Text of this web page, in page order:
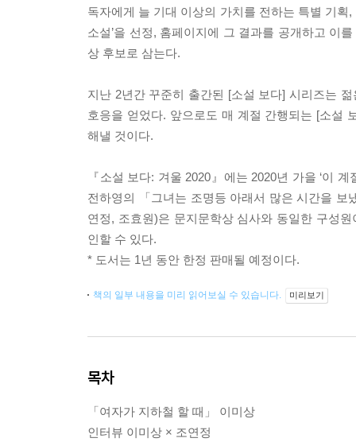
독자에게 늘 기대 이상의 가치를 전하는 특별 기획
소설’을 선정, 홈페이지에 그 결과를 공개하고 이
상 후보로 삼는다.
지난 2년간 꾸준히 출간된 [소설 보다] 시리즈는
호응을 얻었다. 앞으로도 매 계절 간행되는 [소설
해낼 것이다.
『소설 보다: 겨울 2020』에는 2020년 가을 ‘이
전하영의 「그녀는 조명등 아래서 많은 시간을
연정, 조효원)은 문지문학상 심사와 동일한 구성
인할 수 있다.
* 도서는 1년 동안 한정 판매될 예정이다.
책의 일부 내용을 미리 읽어보실 수 있습니다. 미리보기
목차
「여자가 지하철 할 때」 이미상
인터뷰 이미상 × 조연정